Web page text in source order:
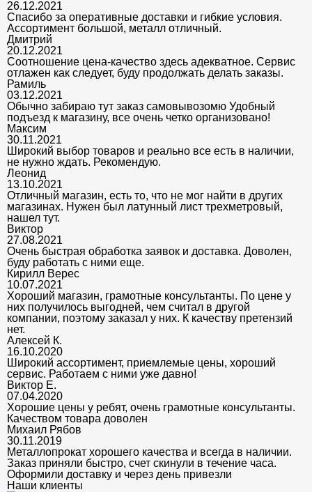
26.12.2021
Спасибо за оперативные доставки и гибкие условия.
Ассортимент большой, металл отличный.
Дмитрий
20.12.2021
Соотношение цена-качество здесь адекватное. Сервис
отлажен как следует, буду продолжать делать заказы.
Рамиль
03.12.2021
Обычно забираю тут заказ самовывозомю Удобный
подъезд к магазину, все очень четко организовано!
Максим
30.11.2021
Широкий выбор товаров и реально все есть в наличии,
не нужно ждать. Рекомендую.
Леонид
13.10.2021
Отличный магазин, есть то, что не мог найти в других
магазинах. Нужен был латунный лист трехметровый,
нашел тут.
Виктор
27.08.2021
Очень быстрая обработка заявок и доставка. Доволен,
буду работать с ними еще.
Кирилл Верес
10.07.2021
Хороший магазин, грамотные консультанты. По цене у
них получилось выгодней, чем считал в другой
компании, поэтому заказал у них. К качеству претензий
нет.
Алексей К.
16.10.2020
Широкий ассортимент, приемлемые цены, хороший
сервис. Работаем с ними уже давно!
Виктор Е.
07.04.2020
Хорошие цены у ребят, очень грамотные консультанты.
Качеством товара доволен
Михаил Рябов
30.11.2019
Металлопрокат хорошего качества и всегда в наличии.
Заказ приняли быстро, счет скинули в течение часа.
Оформили доставку и через день привезли
Наши клиенты